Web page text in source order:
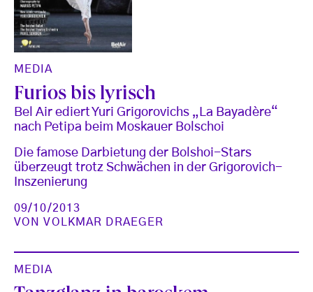
MEDIA
Furios bis lyrisch
Bel Air ediert Yuri Grigorovichs „La Bayadère“
nach Petipa beim Moskauer Bolschoi
Die famose Darbietung der Bolshoi-Stars
überzeugt trotz Schwächen in der Grigorovich-
Inszenierung
09/10/2013
VONVOLKMAR DRAEGER
MEDIA